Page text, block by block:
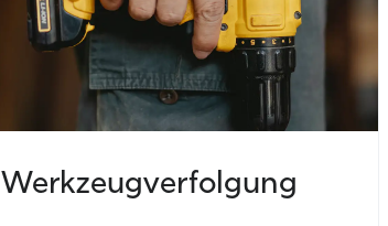
Werkzeugverfolgung